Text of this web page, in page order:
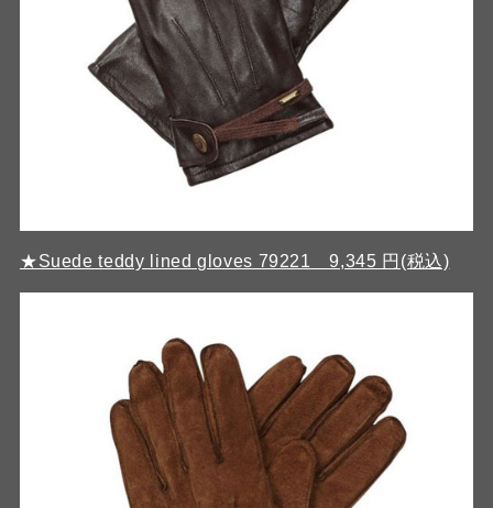
★Suede teddy lined gloves 79221 9,345 円(税込)